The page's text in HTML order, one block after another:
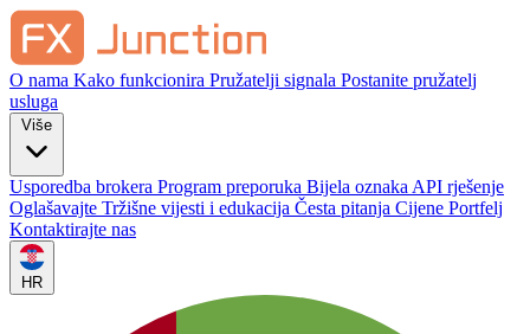
O nama Kako funkcionira Pružatelji signala Postanite pružatelj
usluga
Usporedba brokera Program preporuka Bijela oznaka API rješenje
Oglašavajte Tržišne vijesti i edukacija Česta pitanja Cijene Portfelj
Kontaktirajte nas
HR